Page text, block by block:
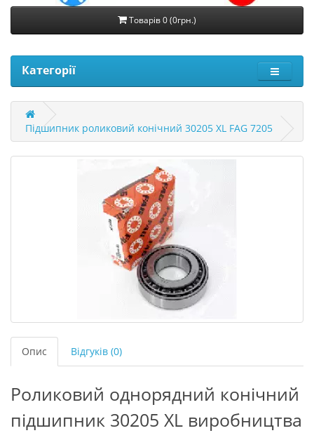
Товарів 0 (0грн.)
Категорії
Підшипник роликовий конічний 30205 XL FAG 7205
Опис Відгуків (0)
Роликовий однорядний конічний
підшипник 30205 XL виробництва